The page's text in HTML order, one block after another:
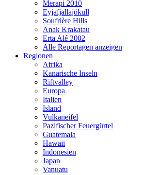
Merapi 2010
Eyjafjallajökull
Soufrière Hills
Anak Krakatau
Erta Alé 2002
Alle Reportagen anzeigen
Regionen
Afrika
Kanarische Inseln
Riftvalley
Europa
Italien
Island
Vulkaneifel
Pazifischer Feuergürtel
Guatemala
Hawaii
Indonesien
Japan
Vanuatu